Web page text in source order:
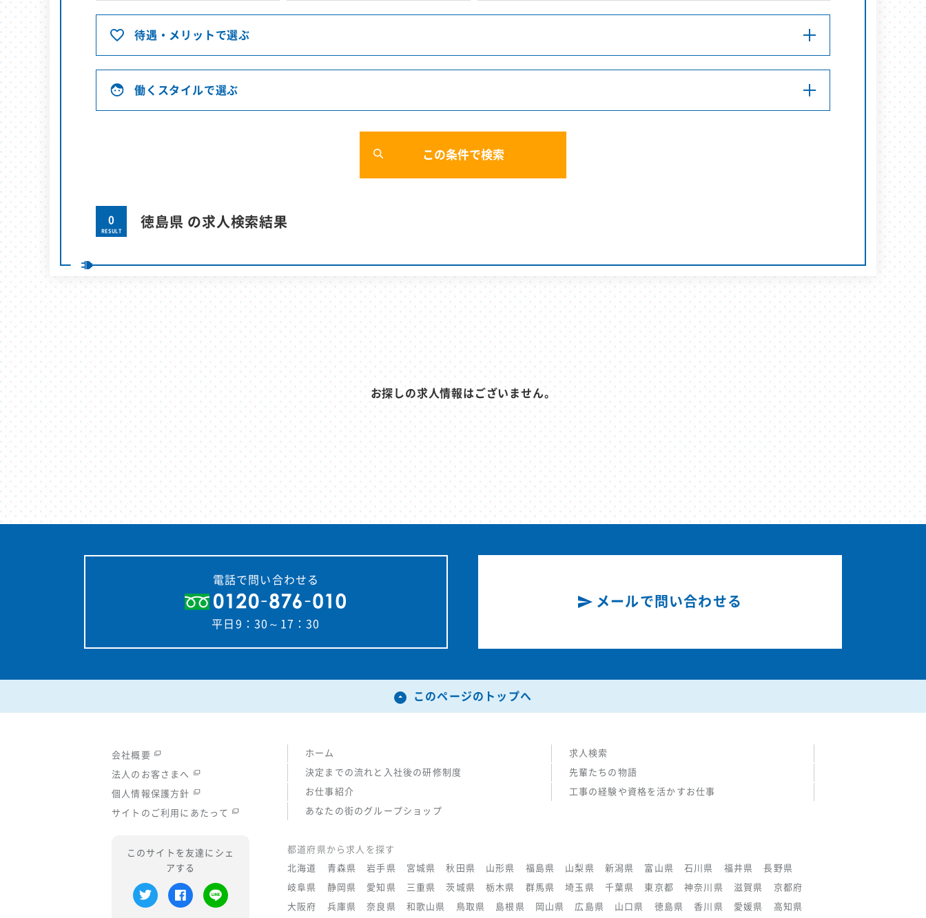
待遇・メリットで選ぶ
働くスタイルで選ぶ
0
RESULT
徳島県 の求人検索結果
お探しの求人情報はございません。
電話で問い合わせる
平日9：30～17：30
メールで問い合わせる
このページのトップへ
会社概要
法人のお客さまへ
個人情報保護方針
サイトのご利用にあたって
このサイトを友達にシェ
アする
ホーム 求人検索
決定までの流れと入社後の研修制度 先輩たちの物語
お仕事紹介 工事の経験や資格を活かすお仕事
あなたの街のグループショップ
都道府県から求人を探す
北海道 青森県 岩手県 宮城県 秋田県 山形県 福島県 山梨県 新潟県 富山県 石川県 福井県 長野県
岐阜県 静岡県 愛知県 三重県 茨城県 栃木県 群馬県 埼玉県 千葉県 東京都 神奈川県 滋賀県 京都府
大阪府 兵庫県 奈良県 和歌山県 鳥取県 島根県 岡山県 広島県 山口県 徳島県 香川県 愛媛県 高知県